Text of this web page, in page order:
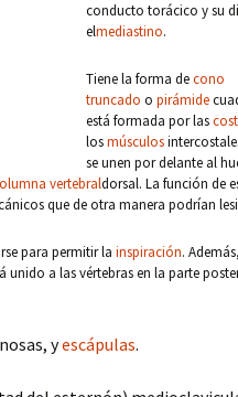
conducto torácico y su
elmediastino.
Tiene la forma decono
truncado o pirámide
está formada por las
losmúsculos
se unen por delante al
vertebraldorsal. La función de
que de otra manera podrían
para permitir la inspiración.
unido a las vértebras en la parte
yescápulas.